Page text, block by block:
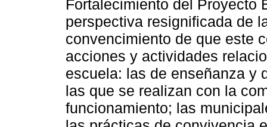
Fortalecimiento del Proyecto
perspectiva resignificada de
convencimiento de que este
acciones y actividades
escuela: las de enseñanza y
las que se realizan con la
funcionamiento; las